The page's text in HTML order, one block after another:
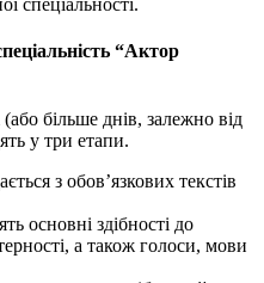
“Актор
більше днів, залежно від
у три етапи.
з обов’язкових текстів
основні здібності до
а також голоси, мови